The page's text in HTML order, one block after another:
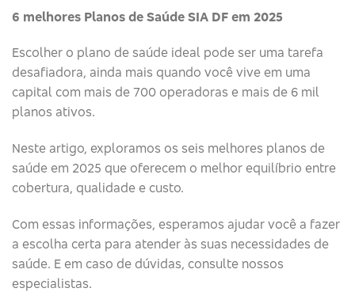
6 melhores Planos de Saúde SIA DF em 2025
Escolher o plano de saúde ideal pode ser uma tarefa
desafiadora, ainda mais quando você vive em uma
capital com mais de 700 operadoras e mais de 6 mil
planos ativos.
Neste artigo, exploramos os seis melhores planos de
saúde em 2025 que oferecem o melhor equilíbrio entre
cobertura, qualidade e custo.
Com essas informações, esperamos ajudar você a fazer
a escolha certa para atender às suas necessidades de
saúde. E em caso de dúvidas, consulte nossos
especialistas.